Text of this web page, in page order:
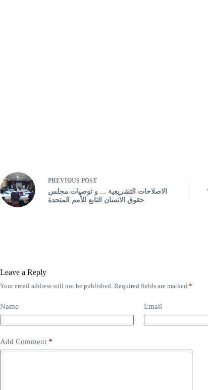
PREVIOUS POST
الاصلاحات التشريعية ... و توصيات مجلس
حقوق الانسان التابع للأمم المتحدة
في حكومة
Leave a Reply
Your email address will not be published. Required fields are marked *
Name Email
Add Comment *